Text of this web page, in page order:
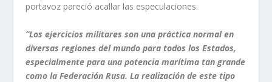
portavoz pareció acallar las especulaciones.
“Los ejercicios militares son una práctica normal en
diversas regiones del mundo para todos los Estados,
especialmente para una potencia marítima tan grande
como la Federación Rusa. La realización de este tipo